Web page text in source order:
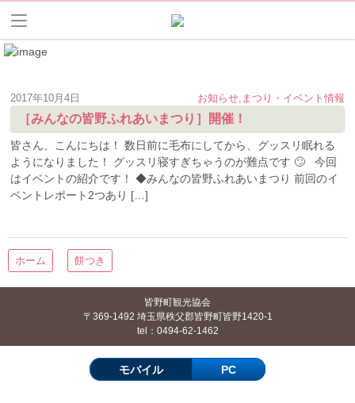
お知らせ, まつり・イベント情報
2017年10月4日
［みんなの皆野ふれあいまつり］開催！
皆さん、こんにちは！ 数日前に毛布にしてから、グッスリ眠れる
ようになりました！ グッスリ寝すぎちゃうのが難点です 🙄 今回
はイベントの紹介です！ ◆みんなの皆野ふれあいまつり 前回のイ
ベントレポート2つあり […]
ホーム 餅つき
皆野町観光協会
〒369-1492 埼玉県秩父郡皆野町皆野1420-1
tel：0494-62-1462
モバイル PC